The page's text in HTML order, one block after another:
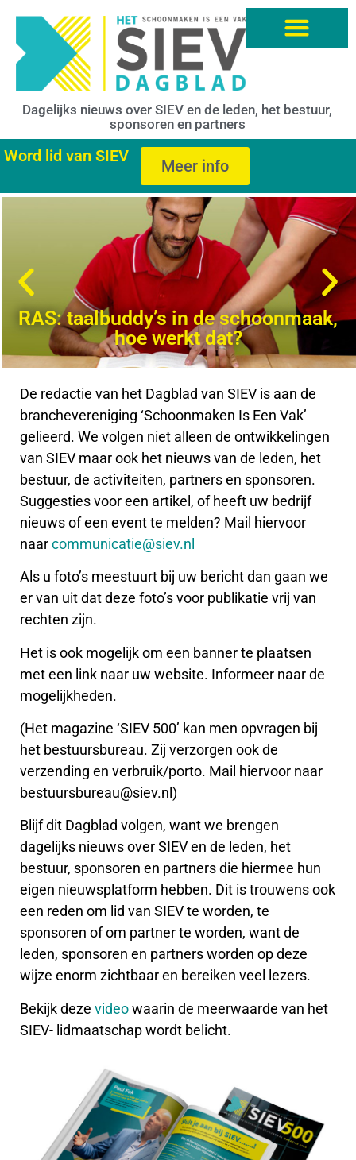
Dagelijks nieuws over SIEV en de leden, het bestuur,
sponsoren en partners
Word lid van SIEV
Meer info
RAS: taalbuddy’s in de schoonmaak,
hoe werkt dat?
De redactie van het Dagblad van SIEV is aan de
branchevereniging ‘Schoonmaken Is Een Vak’
gelieerd. We volgen niet alleen de ontwikkelingen
van SIEV maar ook het nieuws van de leden, het
bestuur, de activiteiten, partners en sponsoren.
Suggesties voor een artikel, of heeft uw bedrijf
nieuws of een event te melden? Mail hiervoor
naarcommunicatie@siev.nl
Als u foto’s meestuurt bij uw bericht dan gaan we
er van uit dat deze foto’s voor publikatie vrij van
rechten zijn.
Het is ook mogelijk om een banner te plaatsen
met een link naar uw website. Informeer naar de
mogelijkheden.
(Het magazine ‘SIEV 500’ kan men opvragen bij
het bestuursbureau. Zij verzorgen ook de
verzending en verbruik/porto. Mail hiervoor naar
bestuursbureau@siev.nl)
Blijf dit Dagblad volgen, want we brengen
dagelijks nieuws over SIEV en de leden, het
bestuur, sponsoren en partners die hiermee hun
eigen nieuwsplatform hebben. Dit is trouwens ook
een reden om lid van SIEV te worden, te
sponsoren of om partner te worden, want de
leden, sponsoren en partners worden op deze
wijze enorm zichtbaar en bereiken veel lezers.
Bekijk deze videowaarin de meerwaarde van het
SIEV- lidmaatschap wordt belicht.